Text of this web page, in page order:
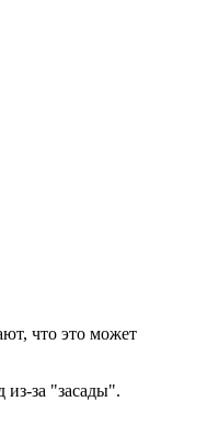
что это может
из-за "засады".